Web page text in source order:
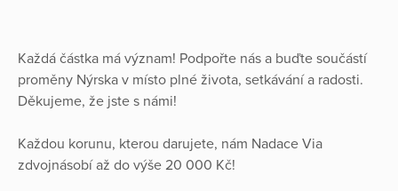
Každá částka má význam! Podpořte nás a buďte součástí
proměny Nýrska v místo plné života, setkávání a radosti.
Děkujeme, že jste s námi!
Každou korunu, kterou darujete, nám Nadace Via
zdvojnásobí až do výše 20 000 Kč!